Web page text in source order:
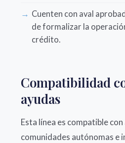
Cuenten con aval
de formalizar la
crédito.
Compatibilidad
ayudas
Esta línea es compatible
comunidades autónomas e